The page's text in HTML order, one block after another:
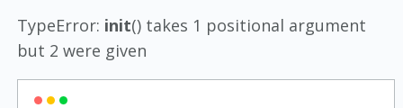
TypeError: init() takes 1 positional argument
but 2 were given